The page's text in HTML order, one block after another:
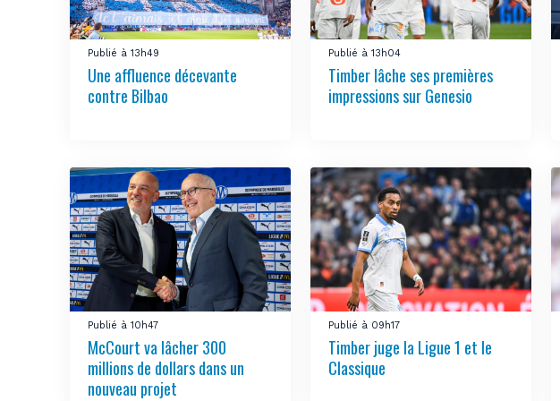
Publié à 13h49
Une affluence décevante
contre Bilbao
Publié à 13h04
Timber lâche ses premières
impressions sur Genesio
Publié à 10h47
McCourt va lâcher 300
millions de dollars dans un
nouveau projet
Publié à 09h17
Timber juge la Ligue 1 et le
Classique